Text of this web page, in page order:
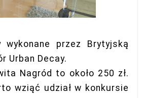
wykonane przez Brytyjską
Urban Decay.
Nagród to około 250 zł.
wziąć udział w konkursie